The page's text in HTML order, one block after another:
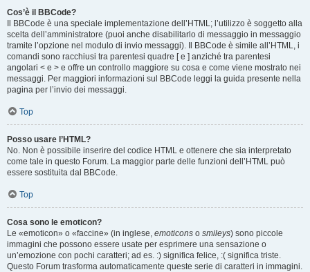
Cos’è il BBCode?
Il BBCode è una speciale implementazione dell’HTML; l’utilizzo è soggetto alla
scelta dell’amministratore (puoi anche disabilitarlo di messaggio in messaggio
tramite l’opzione nel modulo di invio messaggi). Il BBCode è simile all’HTML, i
comandi sono racchiusi tra parentesi quadre [ e ] anziché tra parentesi
angolari < e > e offre un controllo maggiore su cosa e come viene mostrato nei
messaggi. Per maggiori informazioni sul BBCode leggi la guida presente nella
pagina per l’invio dei messaggi.
Top
Posso usare l’HTML?
No. Non è possibile inserire del codice HTML e ottenere che sia interpretato
come tale in questo Forum. La maggior parte delle funzioni dell’HTML può
essere sostituita dal BBCode.
Top
Cosa sono le emoticon?
Le «emoticon» o «faccine» (in inglese, emoticons o smileys) sono piccole
immagini che possono essere usate per esprimere una sensazione o
un’emozione con pochi caratteri; ad es. :) significa felice, :( significa triste.
Questo Forum trasforma automaticamente queste serie di caratteri in immagini.